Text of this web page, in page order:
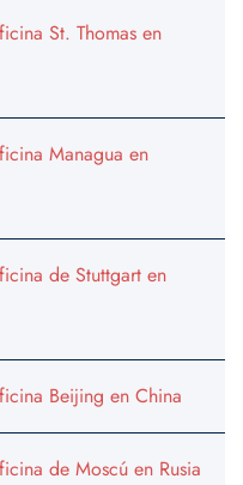
St. Thomas en
Managua en
de Stuttgart en
Beijing en China
de Moscú en Rusia